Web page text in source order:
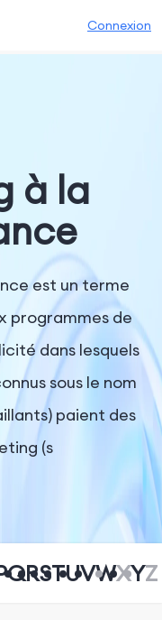
Connexion
à la
est un terme
programmes de
dans lesquels
sous le nom
paient des
(s
QRSTUVWXYZ